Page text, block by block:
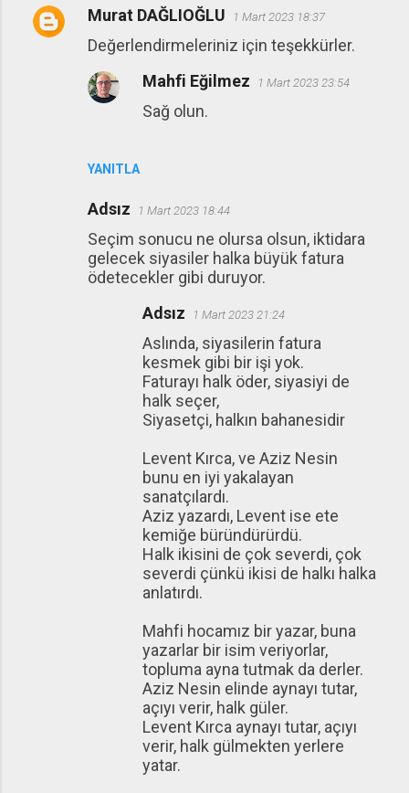
Murat DAĞLIOĞLU 1 Mart 2023 18:37
Değerlendirmeleriniz için teşekkürler.
YANITLA
Mahfi Eğilmez 1 Mart 2023 23:54
Sağ olun.
Adsız 1 Mart 2023 18:44
Seçim sonucu ne olursa olsun, iktidara
gelecek siyasiler halka büyük fatura
ödetecekler gibi duruyor.
Adsız 1 Mart 2023 21:24
Aslında, siyasilerin fatura
kesmek gibi bir işi yok.
Faturayı halk öder, siyasiyi de
halk seçer,
Siyasetçi, halkın bahanesidir
Levent Kırca, ve Aziz Nesin
bunu en iyi yakalayan
sanatçılardı.
Aziz yazardı, Levent ise ete
kemiğe büründürürdü.
Halk ikisini de çok severdi, çok
severdi çünkü ikisi de halkı halka
anlatırdı.
Mahfi hocamız bir yazar, buna
yazarlar bir isim veriyorlar,
topluma ayna tutmak da derler.
Aziz Nesin elinde aynayı tutar,
açıyı verir, halk güler.
Levent Kırca aynayı tutar, açıyı
verir, halk gülmekten yerlere
yatar.